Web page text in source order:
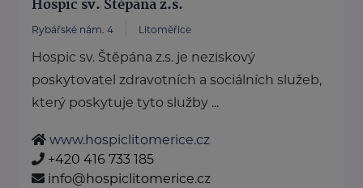
Hospic sv. Štěpána z.s.
Rybářské nám. 4 Litoměřice
Hospic sv. Štěpána z.s. je neziskový
poskytovatel zdravotních a sociálních služeb,
který poskytuje tyto služby ...
www.hospiclitomerice.cz
+420 416 733 185
info@hospiclitomerice.cz